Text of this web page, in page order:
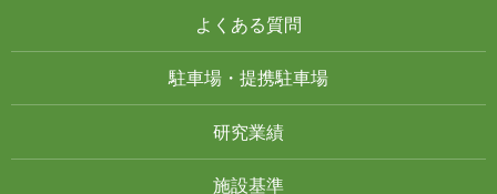
よくある質問
駐車場・提携駐車場
研究業績
施設基準